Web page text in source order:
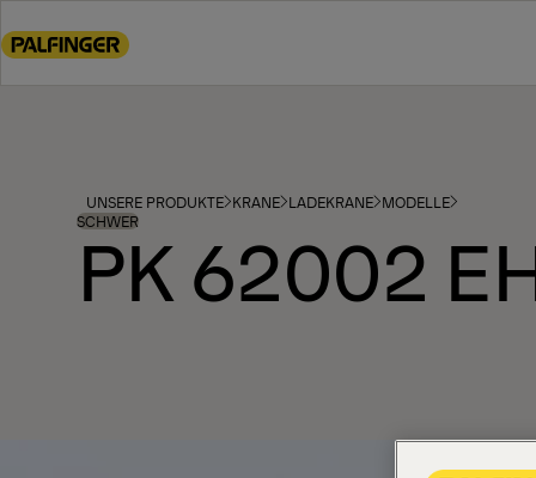
to
UNSERE PRODUKTE KRANE LADEKRANE MODELLE
SCHWER
PK 62002